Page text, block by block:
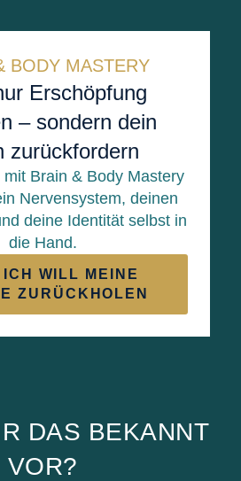
BODY MASTERY
Erschöpfung
– sondern dein
zurückfordern
Brain & Body Mastery
Nervensystem, deinen
deine Identität selbst in
die Hand.
WILL MEINE
ZURÜCKHOLEN
DAS BEKANNT
VOR?